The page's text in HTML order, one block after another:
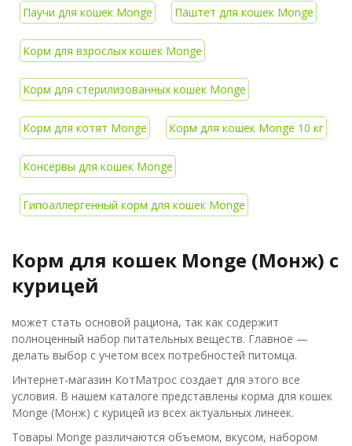
Паучи для кошек Monge Паштет для кошек Monge
Корм для взрослых кошек Monge
Корм для стерилизованных кошек Monge
Корм для котят Monge Корм для кошек Monge 10 кг
Консервы для кошек Monge
Гипоаллергенный корм для кошек Monge
Корм для кошек Monge (Монж) с
курицей
может стать основой рациона, так как содержит
полноценный набор питательных веществ. Главное —
делать выбор с учетом всех потребностей питомца.
Интернет-магазин КотМатрос создает для этого все
условия. В нашем каталоге представлены корма для кошек
Monge (Монж) с курицей из всех актуальных линеек.
Товары Monge различаются объемом, вкусом, набором